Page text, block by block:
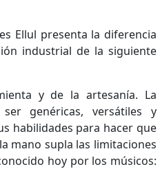
Ellul presenta la diferencia
industrial de la siguiente
y de la artesanía. La
genéricas, versátiles y
habilidades para hacer que
mano supla las limitaciones
hoy por los músicos: